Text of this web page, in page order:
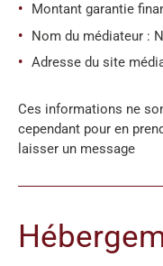
Montant garantie
Nom du médiateur :
Adresse du site
Ces informations ne
cependant pour en
laisser un message